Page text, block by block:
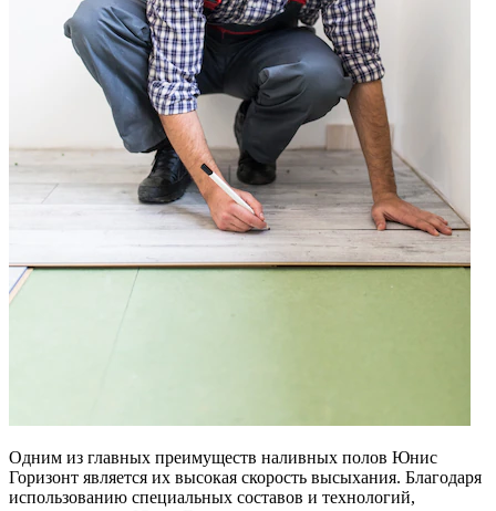
Одним из главных преимуществ наливных полов Юнис
Горизонт является их высокая скорость высыхания. Благодаря
использованию специальных составов и технологий,